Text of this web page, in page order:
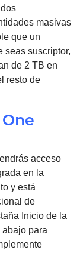
masivas
que un
seas suscriptor,
de 2 TB en
resto de
acceso
en la
y está
de
Inicio de la
para